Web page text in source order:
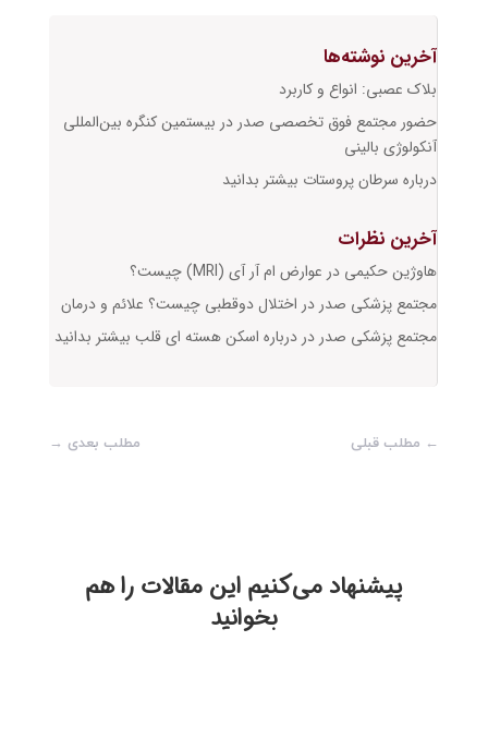
آخرین نوشته‌ها
بلاک عصبی: انواع و کاربرد
حضور مجتمع فوق تخصصی صدر در بیستمین کنگره بین‌المللی
آنکولوژی بالینی
درباره سرطان پروستات بیشتر بدانید
آخرین نظرات
هاوژین حکیمی در عوارض ام آر آی (MRI) چیست؟
مجتمع پزشکی صدر در اختلال دوقطبی چیست؟ علائم و درمان
مجتمع پزشکی صدر در درباره اسکن هسته ای قلب بیشتر بدانید
← مطلب قبلی مطلب بعدی →
پیشنهاد می‌‎کنیم این مقالات را هم
بخوانید